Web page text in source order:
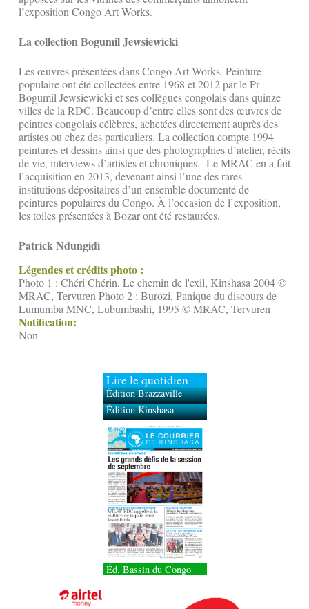
l’exposition Congo Art Works.
La collection Bogumil Jewsiewicki
Les œuvres présentées dans Congo Art Works. Peinture
populaire ont été collectées entre 1968 et 2012 par le Pr
Bogumil Jewsiewicki et ses collègues congolais dans quinze
villes de la RDC. Beaucoup d’entre elles sont des œuvres de
peintres congolais célèbres, achetées directement auprès des
artistes ou chez des particuliers. La collection compte 1994
peintures et dessins ainsi que des photographies d’atelier, récits
de vie, interviews d’artistes et chroniques. Le MRAC en a fait
l’acquisition en 2013, devenant ainsi l’une des rares
institutions dépositaires d’un ensemble documenté de
peintures populaires du Congo. À l’occasion de l’exposition,
les toiles présentées à Bozar ont été restaurées.
Patrick Ndungidi
Légendes et crédits photo :
Photo 1 : Chéri Chérin, Le chemin de l'exil, Kinshasa 2004 ©
MRAC, Tervuren Photo 2 : Burozi, Panique du discours de
Lumumba MNC, Lubumbashi, 1995 © MRAC, Tervuren
Notification:
Non
Lire le quotidien
Édition Brazzaville
Édition Kinshasa
Éd. Bassin du Congo